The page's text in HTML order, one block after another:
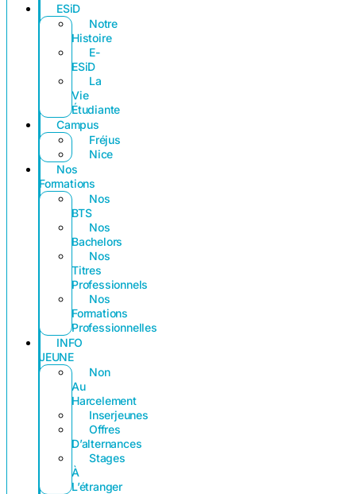
ESiD
Notre
Histoire
E-
ESiD
La
Vie
Étudiante
Campus
Fréjus
Nice
Nos
Formations
Nos
BTS
Nos
Bachelors
Nos
Titres
Professionnels
Nos
Formations
Professionnelles
INFO
JEUNE
Non
Au
Harcelement
Inserjeunes
Offres
D’alternances
Stages
À
L’étranger